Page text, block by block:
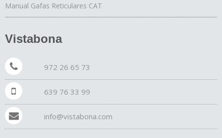
Manual Gafas Reticulares CAT
Vistabona
972 26 65 73
639 76 33 99
info@vistabona.com